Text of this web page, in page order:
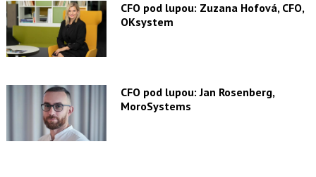
CFO pod lupou: Zuzana Hofová, CFO,
OKsystem
CFO pod lupou: Jan Rosenberg,
MoroSystems